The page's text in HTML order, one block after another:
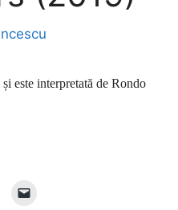
este interpretată de Rondo